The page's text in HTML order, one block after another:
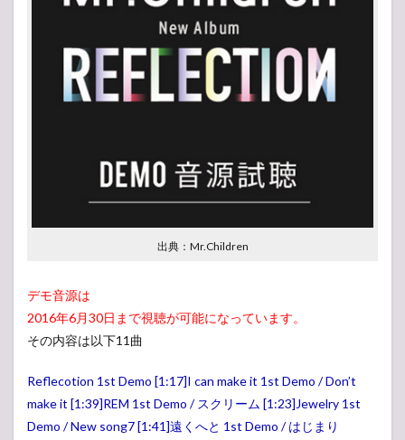
出典：Mr.Children
デモ音源は
2016年6月30日まで視聴が可能になっています。
その内容は以下11曲
Reflecotion 1st Demo [1:17]I can make it 1st Demo / Don’t
make it [1:39]REM 1st Demo / スクリーム [1:23]Jewelry 1st
Demo / New song7 [1:41]遠くへと 1st Demo / はじまり